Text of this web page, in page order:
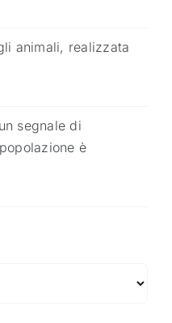
animali, realizzata
segnale di
è